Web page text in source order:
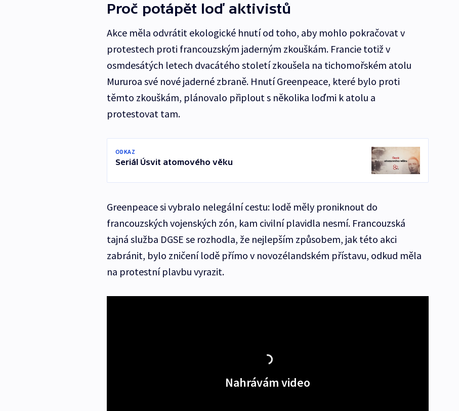
Proč potápět loď aktivistů
Akce měla odvrátit ekologické hnutí od toho, aby mohlo pokračovat v
protestech proti francouzským jaderným zkouškám. Francie totiž v
osmdesátých letech dvacátého století zkoušela na tichomořském atolu
Mururoa své nové jaderné zbraně. Hnutí Greenpeace, které bylo proti
těmto zkouškám, plánovalo připlout s několika loďmi k atolu a
protestovat tam.
ODKAZ
Seriál Úsvit atomového věku
Greenpeace si vybralo nelegální cestu: lodě měly proniknout do
francouzských vojenských zón, kam civilní plavidla nesmí. Francouzská
tajná služba DGSE se rozhodla, že nejlepším způsobem, jak této akci
zabránit, bylo zničení lodě přímo v novozélandském přístavu, odkud měla
na protestní plavbu vyrazit.
Nahrávám video